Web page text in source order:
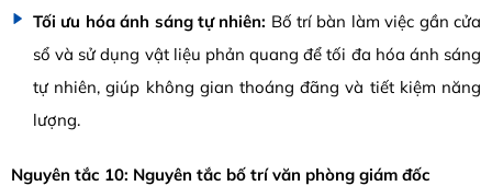
Tối ưu hóa ánh sáng tự nhiên: Bố trí bàn làm việc gần cửa
sổ và sử dụng vật liệu phản quang để tối đa hóa ánh sáng
tự nhiên, giúp không gian thoáng đãng và tiết kiệm năng
lượng.
Nguyên tắc 10: Nguyên tắc bố trí văn phòng giám đốc